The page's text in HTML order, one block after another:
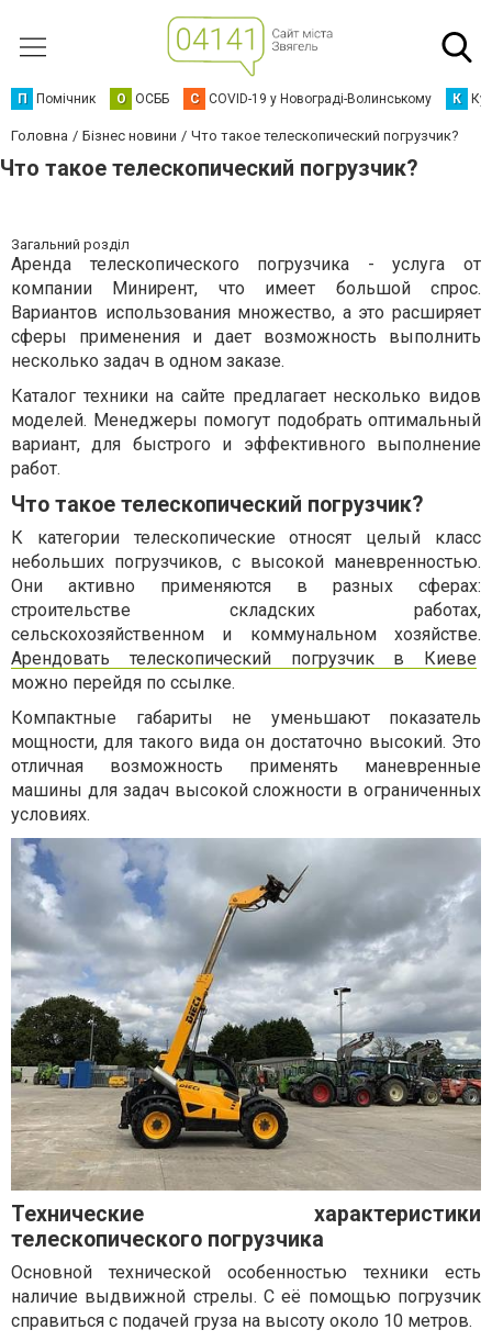
П Помічник О ОСББ C COVID-19 у Новограді-Волинському К
Головна Бізнес новини Что такое телескопический погрузчик?
Что такое телескопический погрузчик?
Загальний розділ
Аренда телескопического погрузчика - услуга от
компании Минирент, что имеет большой спрос.
Вариантов использования множество, а это расширяет
сферы применения и дает возможность выполнить
несколько задач в одном заказе.
Каталог техники на сайте предлагает несколько видов
моделей. Менеджеры помогут подобрать оптимальный
вариант, для быстрого и эффективного выполнение
работ.
Что такое телескопический погрузчик?
К категории телескопические относят целый класс
небольших погрузчиков, с высокой маневренностью.
Они активно применяются в разных сферах:
строительстве складских работах,
сельскохозяйственном и коммунальном хозяйстве.
Арендовать телескопический погрузчик в Киеве
можно перейдя по ссылке.
Компактные габариты не уменьшают показатель
мощности, для такого вида он достаточно высокий. Это
отличная возможность применять маневренные
машины для задач высокой сложности в ограниченных
условиях.
Технические характеристики
телескопического погрузчика
Основной технической особенностью техники есть
наличие выдвижной стрелы. С её помощью погрузчик
справиться с подачей груза на высоту около 10 метров.